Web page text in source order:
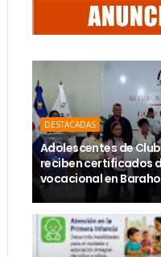
DESTACADAS
Adolescentes de
reciben certificados
vocacional en